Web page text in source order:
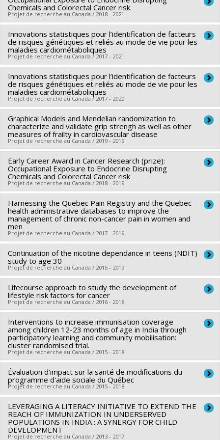
Centre hospitalier de l'Université de Montréal (CHUM)
Programmes de subvention :
Co-chercheurs : Jennifer O'Loughlin
Sources de financement :(16631)Société canadienne du
cancer (16631)
Programmes de subvention :
Co-chercheurs: J O’Loughlin, S Leatherdale, S Haddad, R
Belanger, S de Montigny, I Dore
Chemicals and Colorectal Cancer risk.
Projet de recherche au Canada / 2018 - 2021
Chercheur principal : Ying Tung Vikki Ho
Co-chercheurs : Jack Siemiatycki ,Anita Koushik,Marie-
Hélène Mayrand , Jérôme Lavoué,
Harriet Richardson,
Will King
Sources de financement :IRSC/Instituts de recherche en
santé du Canada
Programmes de subvention :PVXXXXXX-(PJT) Subvention
Projet
Innovations statistiques pour l’identification de facteurs
de risques génétiques et reliés au mode de vie pour les
maladies cardiométaboliques
Projet de recherche au Canada / 2017 - 2021
Chercheur principal : Marie-Pierre Sylvestre
Sources de financement :FRQS/Fonds de recherche du
Québec - Santé (FRSQ)
Programmes de subvention :PVXXXXXX-Bourse de
chercheur-boursier : Junior 1
Innovations statistiques pour l’identification de facteurs
de risques génétiques et reliés au mode de vie pour les
maladies cardiométaboliques
Projet de recherche au Canada / 2017 - 2020
Chercheur principal : Marie-Pierre Sylvestre
Sources de financement :FRQS/Fonds de recherche du
Québec - Santé (FRSQ)
Programmes de subvention :
PVXXXXXX-Établissement de
jeunes chercheurs Juniors 1
Graphical Models and Mendelian randomization to
characterize and validate grip strengh as well as other
measures of frailty in cardiovascular disease
Projet de recherche au Canada / 2019 - 2019
Chercheur principal : Marie-Pierre Sylvestre
Co-chercheurs : Pierrette Gaudreau,Brian Potter
Keezer ,Geneviève Lefebvre,Christina Wolfson
Andrew Wister
Sources de financement :IRSC/Instituts de recherche en
santé du Canada
Programmes de subvention :PVXXXXXX-Subvention
Early Career Award in Cancer Research (prize):
Occupational Exposure to Endocrine Disrupting
Chemicals and Colorectal Cancer risk
Projet de recherche au Canada / 2018 - 2019
Chercheur principal : Ying Tung Vikki Ho
Co-chercheurs : Jack Siemiatycki,Anita Koushik,Marie-
Hélène Mayrand
Trevor Dummer,Harriet Richardson,Will King
Sources de financement :IRSC/Instituts de recherche en
santé du Canada
Programmes de subvention :
Harnessing the Quebec Pain Registry and the Quebec
health administrative databases to improve the
management of chronic non-cancer pain in women and
men
Projet de recherche au Canada / 2017 - 2019
Chercheur principal : Manon Choinière
Co-chercheurs : Julie Bruneau, Mireille Schnitzer
Pierre Sylvestre,Aude Motulsky,Elham Rahme,Mark
Ware,Richard Hovey, Nicolas Authier,Marc-Olivier Martel
,Anaïs Lacasse
Sources de financement :IRSC/Instituts de recherche en
santé du Canada
Programmes de subvention :PVXXXXXX-Subvention
catalyseur
Continuation of the nicotine dependance in teens (NDIT)
study to age 30
Projet de recherche au Canada / 2015 - 2019
Chercheur principal : Jennifer O'Loughlin
Co-chercheurs : Marie-Pierre Sylvestre
James Engert,Annie Montreuil,Nancy Chooi Ping Low,Lisa
Kakinami,Catherine Sabiston
Sources de financement :IRSCC/Institut de recherche de la
Société canadienne du cancer
Programmes de subvention :PVXXXXX-Nouveau chercheur
Lifecourse approach to study the development of
lifestyle risk factors for cancer
Projet de recherche au Canada / 2016 - 2018
Chercheur principal : Marie-Pierre Sylvestre
Co-chercheurs : Didier Jutras-Aswad,Igor Karp,Jennifer
O'Loughlin,Geetanjali Datta
Sources de financement :SRC/Société de recherche sur le
cancer
Programmes de subvention :PVX12154-Subvention de
fonctionnement
Interventions to increase immunisation coverage
among children 12-23 months of age in India through
participatory learning and community mobilisation:
cluster randomised trial.
Projet de recherche au Canada / 2015 - 2018
Chercheur principal : Mira Johri
Co-chercheurs : Marie-Pierre Sylvestre
Neil Andersson,Smriti Pahwa,Lehana Thabane,Sankaran
Venkata Subramanian,Stéphane Verguet,Mark Jit,Samuel
Harper ,Alok Kumar Mathur
Sources de financement : IRSC/Instituts de recherche en
Évaluation d'impact sur la santé de modifications du
programme d'aide sociale du Québec
Projet de recherche au Canada / 2015 - 2018
Chercheur principal : Marie-France Raynault
Co-chercheurs : Marie-Pierre Sylvestre
Sources de financement :
LEVERAGING A LITERACY INITIATIVE TO EXTEND THE
REACH OF IMMUNIZATION IN UNDERSERVED
POPULATIONS IN INDIA : A SYNERGY FOR CHILD
DEVELOPMENT
Projet de recherche au Canada / 2013 - 2017